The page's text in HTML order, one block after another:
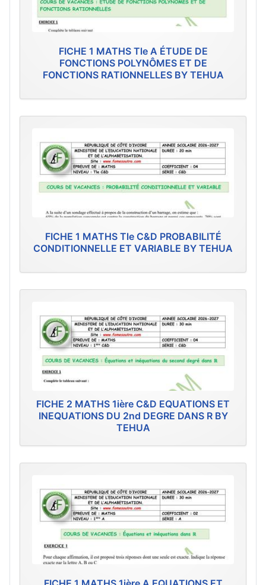
FICHE 1 MATHS Tle A ÉTUDE DE
FONCTIONS POLYNÔMES ET DE
FONCTIONS RATIONNELLES BY TEHUA
FICHE 1 MATHS Tle C&D PROBABILITÉ
CONDITIONNELLE ET VARIABLE BY TEHUA
FICHE 2 MATHS 1ière C&D EQUATIONS ET
INEQUATIONS DU 2nd DEGRE DANS R BY
TEHUA